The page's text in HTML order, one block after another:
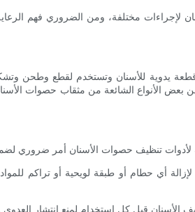
لإجراءات مختلفة، ومن الضروري فهم
يدوية للأسنان وتستخدم لقطع وطحن
بعض الأنواع الشائعة من مثقاب حصوات